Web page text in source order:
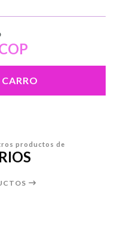
productos de